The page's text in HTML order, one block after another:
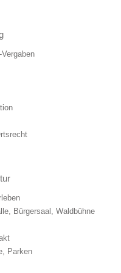
Bürgersaal, Waldbühne
Parken